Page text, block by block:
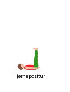
Hjørnepositur